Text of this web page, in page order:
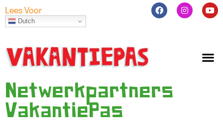
Lees Voor
Dutch
Netwerkpartners
VakantiePas